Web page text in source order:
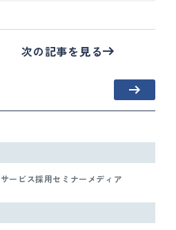
次の記事を見る
サービス採用セミナー メディア